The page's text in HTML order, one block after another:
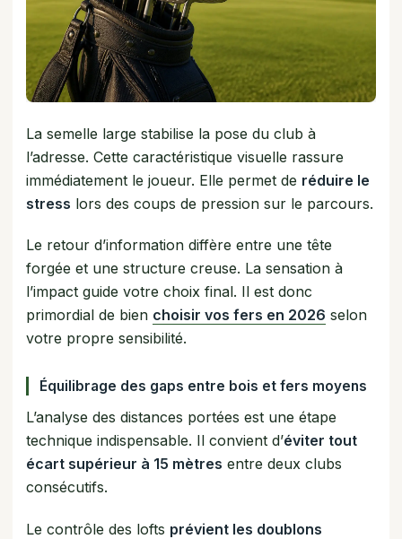
La semelle large stabilise la pose du club à
l’adresse. Cette caractéristique visuelle rassure
immédiatement le joueur. Elle permet de réduire le
stress lors des coups de pression sur le parcours.
Le retour d’information diffère entre une tête
forgée et une structure creuse. La sensation à
l’impact guide votre choix final. Il est donc
primordial de bien choisir vos fers en 2026 selon
votre propre sensibilité.
Équilibrage des gaps entre bois et fers moyens
L’analyse des distances portées est une étape
technique indispensable. Il convient d’éviter tout
écart supérieur à 15 mètres entre deux clubs
consécutifs.
Le contrôle des lofts prévient les doublons